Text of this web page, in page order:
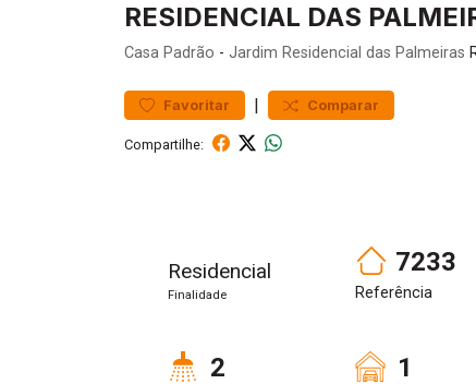
RESIDENCIAL DAS
Casa Padrão - Jardim Residencial das Palmeiras
Favoritar | Comparar
Compartilhe:
Residencial
Finalidade
7233
Referência
2 1